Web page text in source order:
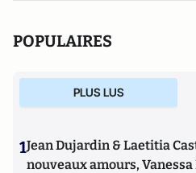
POPULAIRES
PLUS LUS
1Jean Dujardin & Laetitia
nouveaux amours,